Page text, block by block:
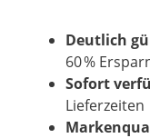
Deutlich
60 %
Sofort
Lieferzeiten